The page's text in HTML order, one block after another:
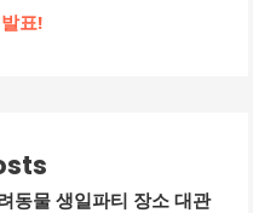
표!
동물 생일파티 장소 대관